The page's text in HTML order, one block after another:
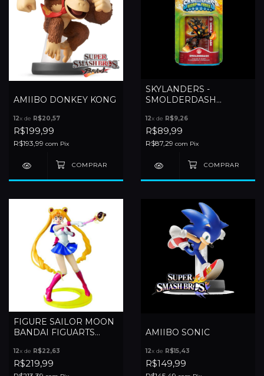
AMIIBO DONKEY KONG
12x de R$20,57
R$199,99
R$193,99 com Pix
SKYLANDERS -
SMOLDERDASH
12x de R$9,26
R$89,99
R$87,29 com Pix
FIGURE SAILOR MOON
BANDAI FIGUARTS
12x de R$22,63
R$219,99
AMIIBO SONIC
12x de R$15,43
R$149,99